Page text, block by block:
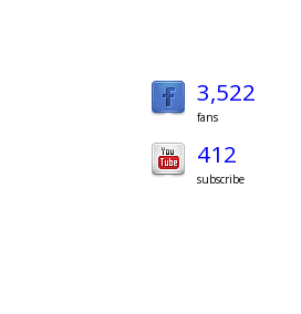
3,522
fans
412
subscribe